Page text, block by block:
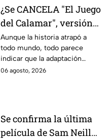
¿Se CANCELA "El Juego
del Calamar", versión
Estados Unidos? Esto
es lo que se sabe al
momento
Aunque la historia atrapó a
todo mundo, todo parece
indicar que la adaptación
podría ser cancelada:
06 agosto, 2026
Se confirma la última
película de Sam Neill